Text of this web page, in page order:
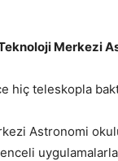
Merkezi
hiç teleskopla
Astronomi